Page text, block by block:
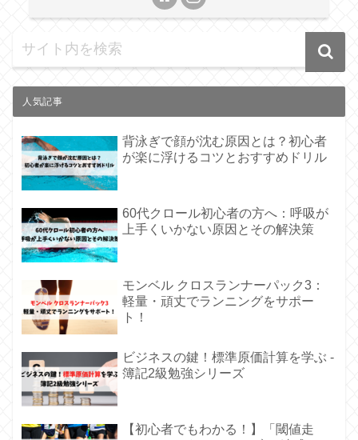
人気記事
背泳ぎで顔が沈む原因とは？初心者
が楽に浮けるコツとおすすめドリル
60代クロール初心者の方へ：呼吸が
上手くいかない原因とその解決策
モンベル クロスランナーパック3：
軽量・頑丈でランニングをサポー
ト！
ビジネスの鍵！標準原価計算を学ぶ -
簿記2級勉強シリーズ
【初心者でもわかる！】「閾値走